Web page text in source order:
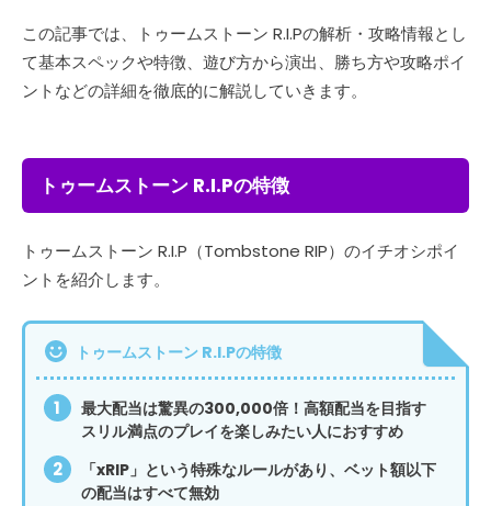
この記事では、トゥームストーン R.I.Pの解析・攻略情報とし
て基本スペックや特徴、遊び方から演出、勝ち方や攻略ポイ
ントなどの詳細を徹底的に解説していきます。
トゥームストーン R.I.Pの特徴
トゥームストーン R.I.P（Tombstone RIP）のイチオシポイ
ントを紹介します。
トゥームストーン R.I.Pの特徴
最大配当は驚異の300,000倍！高額配当を目指す
スリル満点のプレイを楽しみたい人におすすめ
「xRIP」という特殊なルールがあり、ベット額以下
の配当はすべて無効